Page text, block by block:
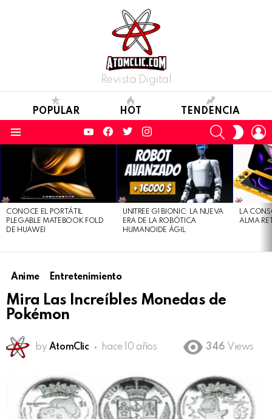
Revista Digital
POPULAR HOT TENDENCIA
YouTubeFacebook
TwitterInstagram SEARCH
SKIN
STORIES
CONOCE EL PORTÁTIL
PLEGABLE MATEBOOK FOLD
DE HUAWEI
UNITREE G1 BIONIC: LA NUEVA
ERA DE LA ROBÓTICA
HUMANOIDE ÁGIL
LA
ALMA
Anime Entretenimiento
Mira Las Increíbles Monedas de
Pokémon
by AtomClic hace 10 años 346 Views